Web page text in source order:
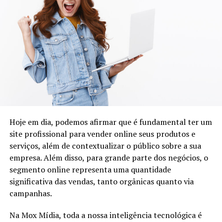
Endrick declarou: “Meu psicólogo, primeiramente, é
Hoje em dia, podemos afirmar que é fundamental ter um
site profissional para vender online seus produtos e
serviços, além de contextualizar o público sobre a sua
empresa. Além disso, para grande parte dos negócios, o
segmento online representa uma quantidade
significativa das vendas, tanto orgânicas quanto via
campanhas.
Na Mox Mídia, toda a nossa inteligência tecnológica é